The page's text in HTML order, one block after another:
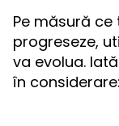
Pe măsură
progreseze,
va evolua.
în considerare: